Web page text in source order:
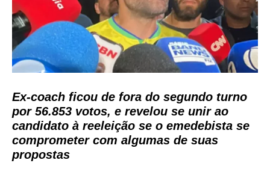
Ex-coach ficou de fora do segundo turno
por 56.853 votos, e revelou se unir ao
candidato à reeleição se o emedebista se
comprometer com algumas de suas
propostas